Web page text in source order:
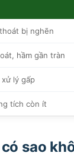
bị nghẽn
hầm gần tràn
lý gấp
tích còn ít
sao